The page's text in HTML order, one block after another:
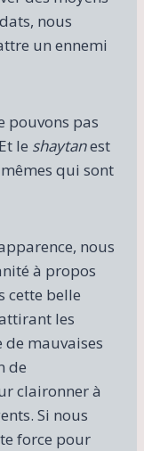
nous
un ennemi
pouvons pas
le shaytanest
qui sont
nous
à propos
cette belle
les
mauvaises
de
claironner à
Si nous
force pour